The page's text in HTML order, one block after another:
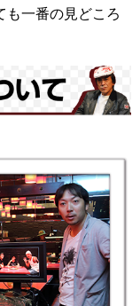
一番の見どころ